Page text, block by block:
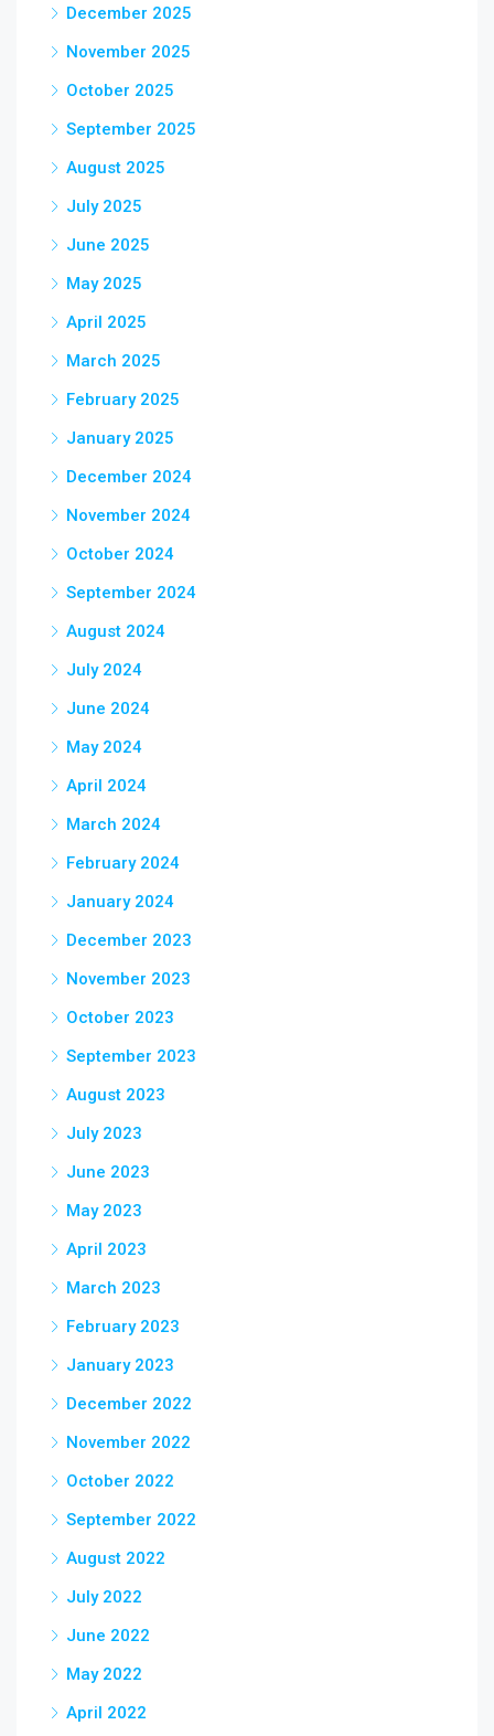
December 2025
November 2025
October 2025
September 2025
August 2025
July 2025
June 2025
May 2025
April 2025
March 2025
February 2025
January 2025
December 2024
November 2024
October 2024
September 2024
August 2024
July 2024
June 2024
May 2024
April 2024
March 2024
February 2024
January 2024
December 2023
November 2023
October 2023
September 2023
August 2023
July 2023
June 2023
May 2023
April 2023
March 2023
February 2023
January 2023
December 2022
November 2022
October 2022
September 2022
August 2022
July 2022
June 2022
May 2022
April 2022